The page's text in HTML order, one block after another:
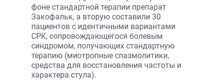
фоне стандартной терапии препарат
Закофальк, а вторую составили 30
пациентов с идентичными вариантами
СРК, сопровождающегося болевым
синдромом, получающих стандартную
терапию (миотропные спазмолитики,
средства для восстановления частоты и
характера стула).